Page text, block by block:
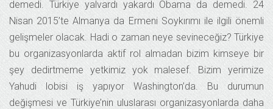
demedi. Türkiye yalvardı yakardı Obama da demedi. 24
Nisan 2015’te Almanya da Ermeni Soykırımı ile ilgili önemli
gelişmeler olacak. Hadi o zaman neye sevineceğiz? Türkiye
bu organizasyonlarda aktif rol almadan bizim kimseye bir
şey dedirtmeme yetkimiz yok malesef. Bizim yerimize
Yahudi lobisi iş yapıyor Washington’da. Bu durumun
değişmesi ve Türkiye’nin uluslarası organizasyonlarda daha